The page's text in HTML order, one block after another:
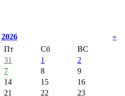
2026
»
Пт Сб
ВС
31 1
2
7 8
9
14 15
16
21 22
23